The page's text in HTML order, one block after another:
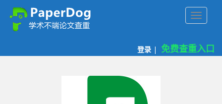
登录 | 免费查重入口